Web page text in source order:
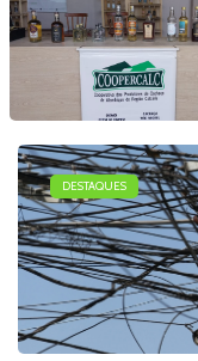
DESTAQUES